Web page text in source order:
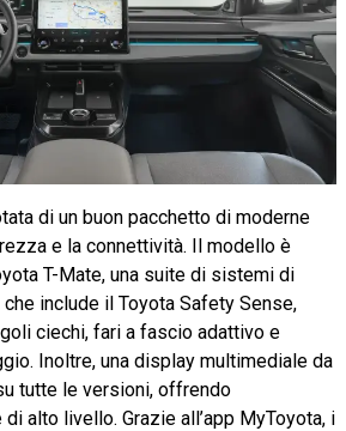
di un buon pacchetto di moderne
e la connettività. Il modello è
T-Mate, una suite di sistemi di
include il Toyota Safety Sense,
ciechi, fari a fascio adattivo e
Inoltre, una display multimediale da
tutte le versioni, offrendo
alto livello. Grazie all’app MyToyota, i